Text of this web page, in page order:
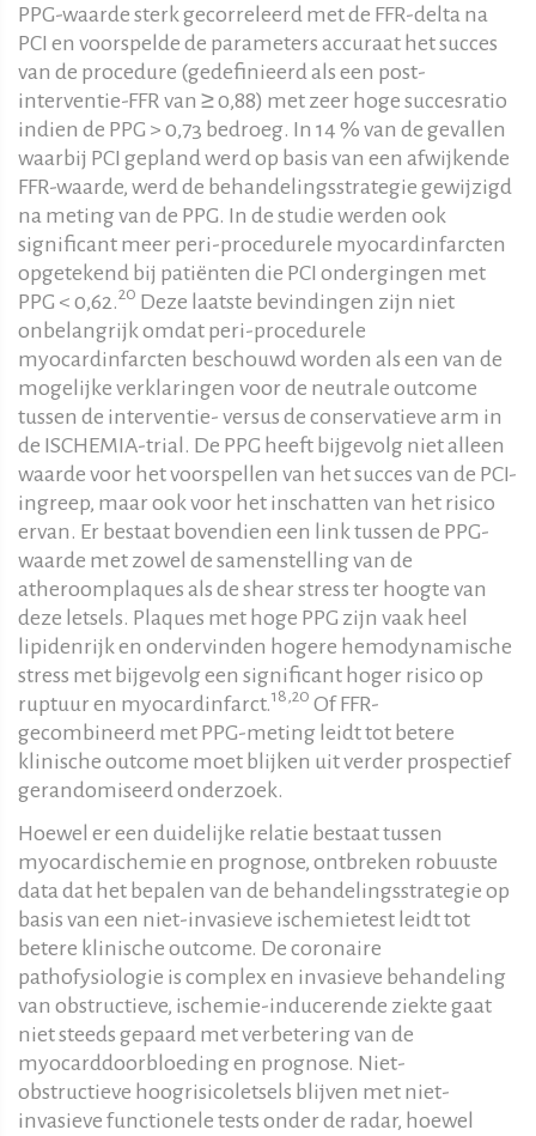
PPG-waarde sterk gecorreleerd met de FFR-delta na
PCI en voorspelde de parameters accuraat het succes
van de procedure (gedefinieerd als een post-
interventie-FFR van ≥ 0,88) met zeer hoge succesratio
indien de PPG > 0,73 bedroeg. In 14 % van de gevallen
waarbij PCI gepland werd op basis van een afwijkende
FFR-waarde, werd de behandelingsstrategie gewijzigd
na meting van de PPG. In de studie werden ook
significant meer peri-procedurele myocardinfarcten
opgetekend bij patiënten die PCI ondergingen met
PPG < 0,62.20 Deze laatste bevindingen zijn niet
onbelangrijk omdat peri-procedurele
myocardinfarcten beschouwd worden als een van de
mogelijke verklaringen voor de neutrale outcome
tussen de interventie- versus de conservatieve arm in
de ISCHEMIA-trial. De PPG heeft bijgevolg niet alleen
waarde voor het voorspellen van het succes van de PCI-
ingreep, maar ook voor het inschatten van het risico
ervan. Er bestaat bovendien een link tussen de PPG-
waarde met zowel de samenstelling van de
atheroomplaques als de shear stress ter hoogte van
deze letsels. Plaques met hoge PPG zijn vaak heel
lipidenrijk en ondervinden hogere hemodynamische
stress met bijgevolg een significant hoger risico op
ruptuur en myocardinfarct.18,20 Of FFR-
gecombineerd met PPG-meting leidt tot betere
klinische outcome moet blijken uit verder prospectief
gerandomiseerd onderzoek.
Hoewel er een duidelijke relatie bestaat tussen
myocardischemie en prognose, ontbreken robuuste
data dat het bepalen van de behandelingsstrategie op
basis van een niet-invasieve ischemietest leidt tot
betere klinische outcome. De coronaire
pathofysiologie is complex en invasieve behandeling
van obstructieve, ischemie-inducerende ziekte gaat
niet steeds gepaard met verbetering van de
myocarddoorbloeding en prognose. Niet-
obstructieve hoogrisicoletsels blijven met niet-
invasieve functionele tests onder de radar, hoewel